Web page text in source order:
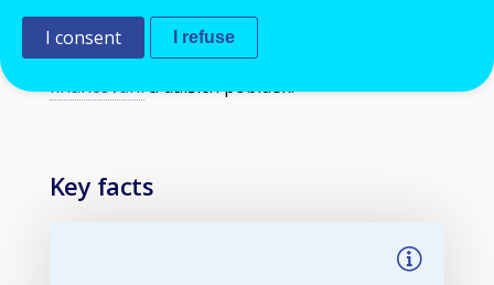
vzdělávání a přípravy a cest prohlubování
dovedností pro dospělé,poradenství
financovánía dalších pobídek.
Key facts
I consent I refuse